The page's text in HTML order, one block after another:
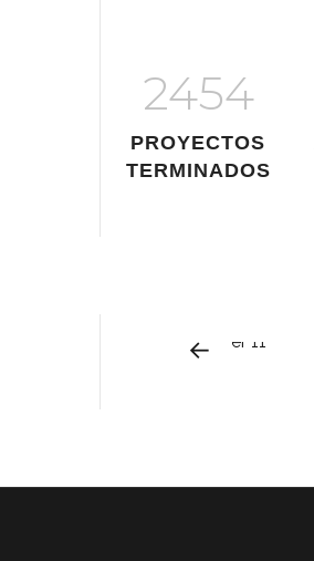
2454
PROYECTOS
TERMINADOS